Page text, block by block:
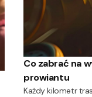
Co zabrać na
prowiantu
Każdy kilometr